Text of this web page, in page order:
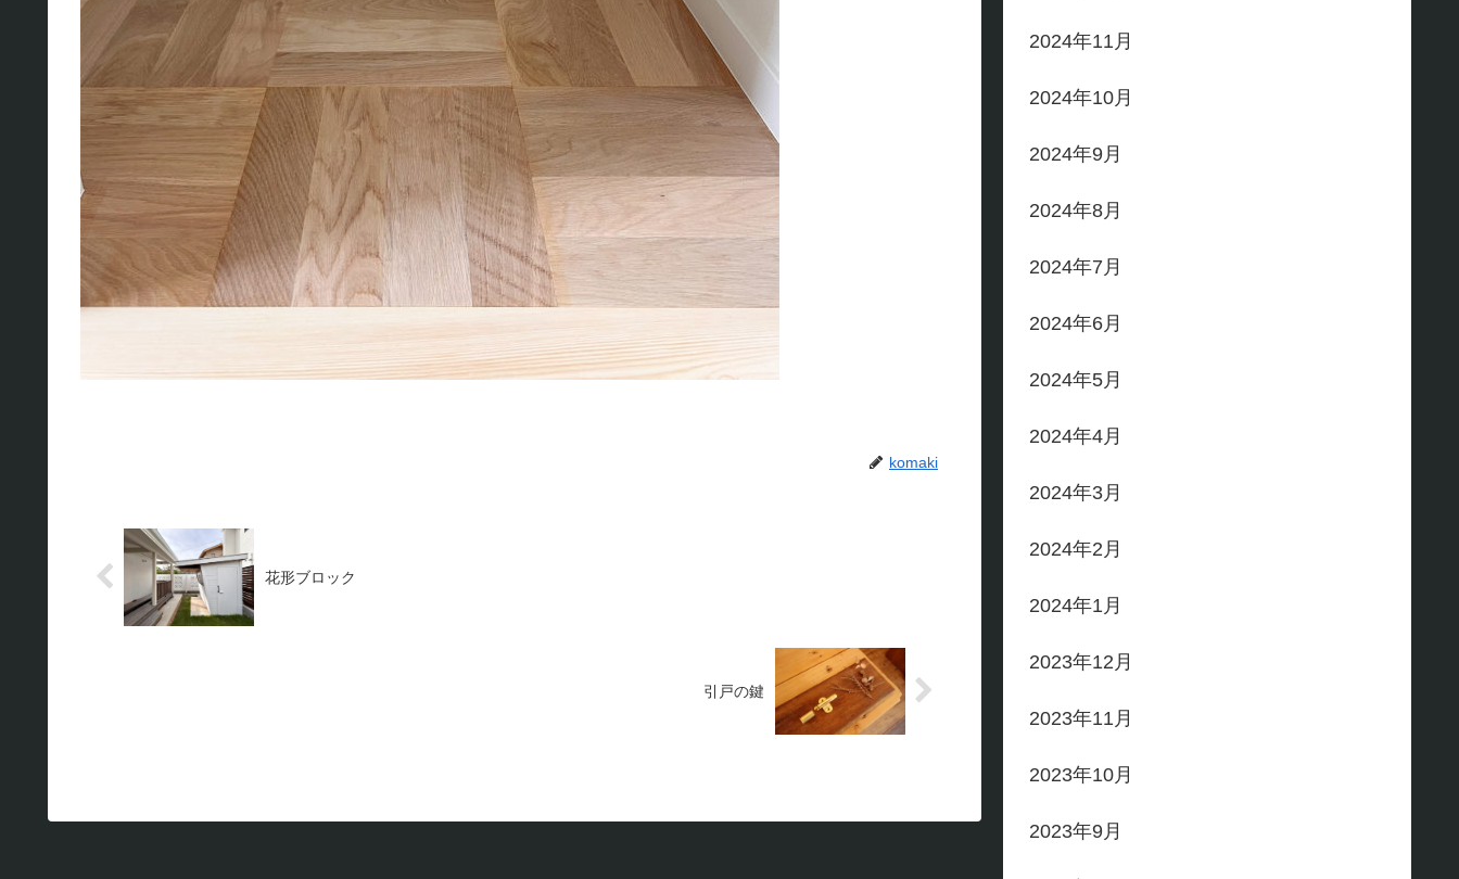
komaki
花形ブロック
引戸の鍵
2024年11月
2024年10月
2024年9月
2024年8月
2024年7月
2024年6月
2024年5月
2024年4月
2024年3月
2024年2月
2024年1月
2023年12月
2023年11月
2023年10月
2023年9月